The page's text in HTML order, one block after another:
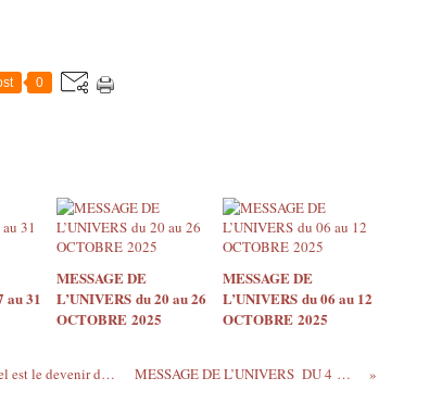
0
au 31
MESSAGE DE
L’UNIVERS du 20 au 26
OCTOBRE 2025
MESSAGE DE
L’UNIVERS du 06 au 12
OCTOBRE 2025
1 mai 2020 Tirage oracle Marc de Café " Quel est le devenir de la France?" MESSAGE DE L’UNIVERS DU 4 Mai 2020